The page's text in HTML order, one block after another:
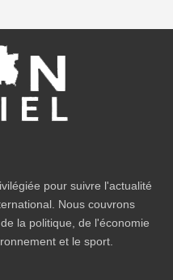
pour suivre l'actualité
Nous couvrons
la politique, de l'économie
et le sport.